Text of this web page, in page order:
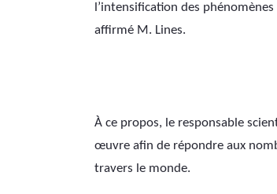
l’intensification des
affirmé M. Lines.
À ce propos, le responsable
œuvre afin de répondre aux
travers le monde.